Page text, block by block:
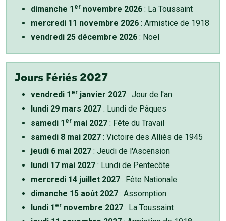
dimanche 1 er novembre 2026 : La Toussaint
mercredi 11 novembre 2026 : Armistice de 1918
vendredi 25 décembre 2026 : Noël
Jours Fériés 2027
vendredi 1 er janvier 2027 : Jour de l'an
lundi 29 mars 2027 : Lundi de Pâques
samedi 1 er mai 2027 : Fête du Travail
samedi 8 mai 2027 : Victoire des Alliés de 1945
jeudi 6 mai 2027 : Jeudi de l'Ascension
lundi 17 mai 2027 : Lundi de Pentecôte
mercredi 14 juillet 2027 : Fête Nationale
dimanche 15 août 2027 : Assomption
lundi 1 er novembre 2027 : La Toussaint